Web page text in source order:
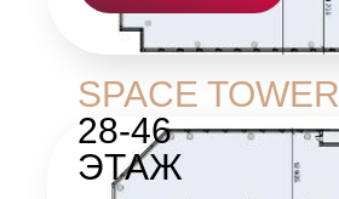
SPACE TOWER
28-46
ЭТАЖ